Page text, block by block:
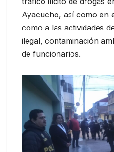
Ayacucho, así como en
como a las actividades
ilegal, contaminación
de funcionarios.